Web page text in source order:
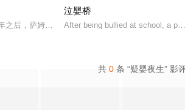
异事件，包括布偶自行移动和夜半啼哭，石桥似
之后，萨姆被迫回到了她空荡荡的童年故居，因为
泣婴桥
After being bullied at school, a
共 0 条 “疑婴夜生” 影